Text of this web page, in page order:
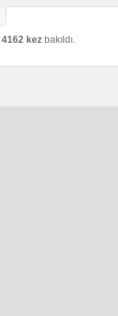
4162 kez bakıldı.